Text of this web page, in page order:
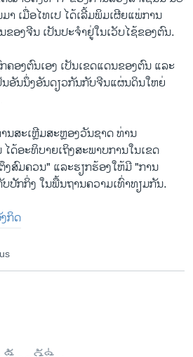
າ ເມື່ອໄທເປ ໄດ້ເລີ້ມພິມເຜີຍແພ່ການ
ອງຈີນ ເປັນປະຈຳຢູ່ໃນເວັບໄຊ້ຂອງຕົນ.
ອງຕົນເອງ ເປັນເຂດແດນຂອງຕົນ ແລະ
ນອັນນຶ່ງອັນດຽວກັນກັບຈີນແຜ່ນດິນໃຫຍ່
ນສະເຫຼີມສະຫຼອງວັນຊາດ ທ່ານ
ດ້ອະທິບາຍເຖິງສະພາບການໃນເຂດ
ງສົມຄວນ" ແລະຮຽກຮ້ອງໃຫ້ມີ "ການ
ປັກກິ່ງ ໃນພື້ນຖານຄວາມເທົ່າທຽມກັນ.
ກິດ